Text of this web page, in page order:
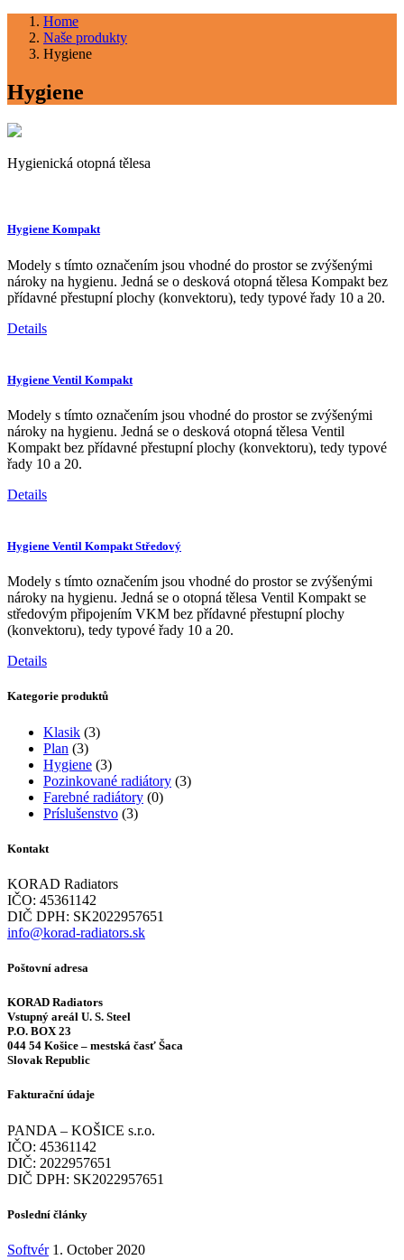
Home
Naše produkty
Hygiene
Hygiene
Hygienická otopná tělesa
Hygiene Kompakt
Modely s tímto označením jsou vhodné do prostor se zvýšenými
nároky na hygienu. Jedná se o desková otopná tělesa Kompakt bez
přídavné přestupní plochy (konvektoru), tedy typové řady 10 a 20.
Details
Hygiene Ventil Kompakt
Modely s tímto označením jsou vhodné do prostor se zvýšenými
nároky na hygienu. Jedná se o desková otopná tělesa Ventil
Kompakt bez přídavné přestupní plochy (konvektoru), tedy typové
řady 10 a 20.
Details
Hygiene Ventil Kompakt Středový
Modely s tímto označením jsou vhodné do prostor se zvýšenými
nároky na hygienu. Jedná se o otopná tělesa Ventil Kompakt se
středovým připojením VKM bez přídavné přestupní plochy
(konvektoru), tedy typové řady 10 a 20.
Details
Kategorie produktů
Klasik (3)
Plan (3)
Hygiene (3)
Pozinkované radiátory (3)
Farebné radiátory (0)
Príslušenstvo (3)
Kontakt
KORAD Radiators
IČO: 45361142
DIČ DPH: SK2022957651
info@korad-radiators.sk
Poštovní adresa
KORAD Radiators
Vstupný areál U. S. Steel
P.O. BOX 23
044 54 Košice – mestská časť Šaca
Slovak Republic
Fakturační údaje
PANDA – KOŠICE s.r.o.
IČO: 45361142
DIČ: 2022957651
DIČ DPH: SK2022957651
Poslední články
Softvér 1. October 2020